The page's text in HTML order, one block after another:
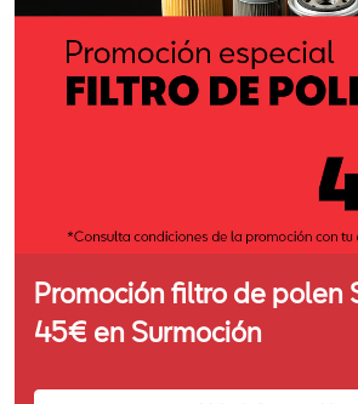
Promoción filtro de polen
45€ en Surmoción